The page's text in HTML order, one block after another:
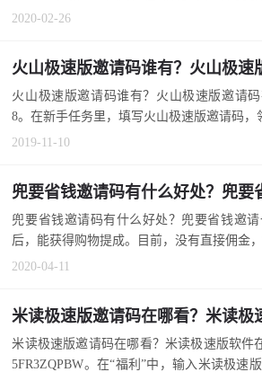
2020-02-26
火山极速版邀请码谁有？火山极速版邀请码
8。在新手任务里，填写火山极速版邀请码，
2019-11-10
兜要省钱邀请码有什么好处？兜要省钱邀
后，能获得购物提成。目前，没有直接佣金
2020-04-11
米读极速版邀请码在哪看？米读极速版软件
5FR3ZQPBW。在“福利”中，输入米读极速